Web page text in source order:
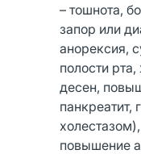
– тошнота,
запор или
анорексия,
полости
десен,
панкреатит,
повышение